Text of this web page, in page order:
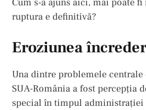
ruptura e definitivă?
Eroziunea
Una dintre problemele
SUA-România a fost percepția
special în timpul